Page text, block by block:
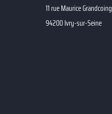
11 rue Maurice Grandcoing
94200 Ivry-sur-Seine